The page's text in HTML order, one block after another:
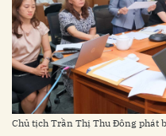
Chủ tịch Trần Thị Thu Đông phát